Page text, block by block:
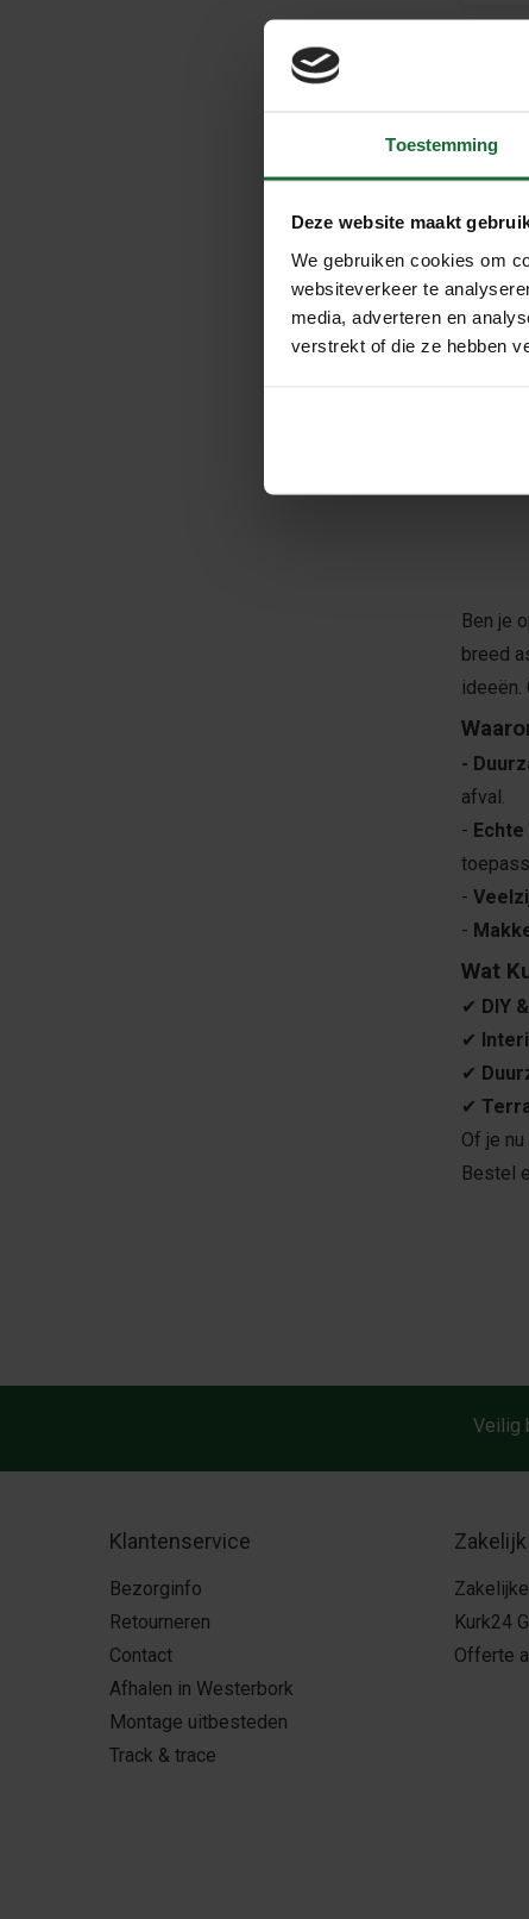
Toestemming
Deze website maakt
We gebruiken cookies om
websiteverkeer te
media, adverteren en
verstrekt of die ze hebben
Ben je
breed
-
afval.
-
-
-
Wat
✔ DIY
✔
✔
✔
Of je nu
Bestel
Veilig
Klantenservice
Bezorginfo
Retourneren
Contact
Afhalen in Westerbork
Montage uitbesteden
Track & trace
Zakelijk
Kurk24
Offerte